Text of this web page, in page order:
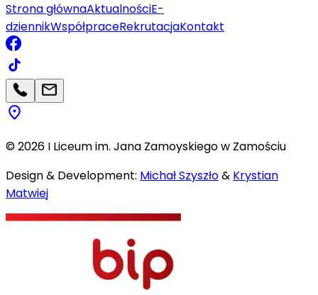
Strona głównaAktualnościE-
dziennikWspółpraceRekrutacjaKontakt
©2026 I Liceum im. Jana Zamoyskiego w Zamościu
Design & Development: Michał Szyszło& Krystian
Matwiej